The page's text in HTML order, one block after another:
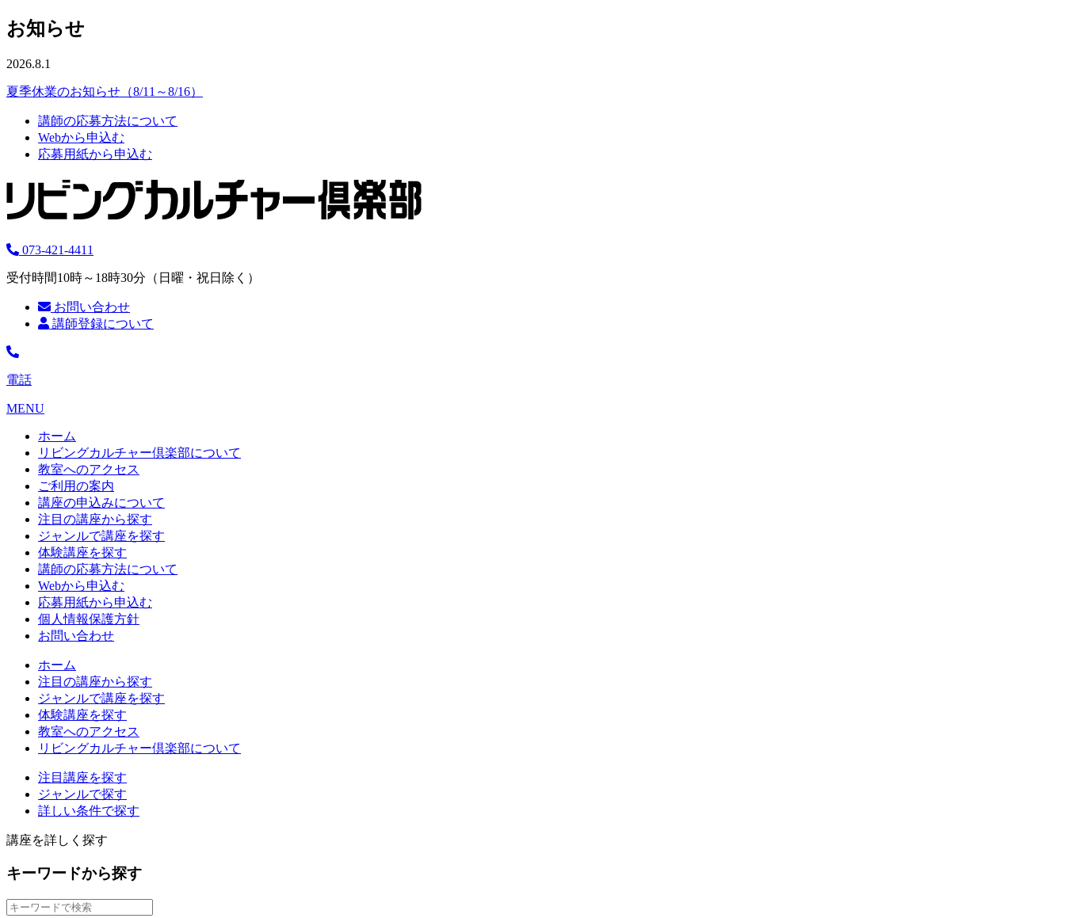
お知らせ
2026.8.1
夏季休業のお知らせ（8/11～8/16）
講師の応募方法について
Webから申込む
応募用紙から申込む
073-421-4411
受付時間10時～18時30分（日曜・祝日除く）
お問い合わせ
講師登録について
電話
MENU
ホーム
リビングカルチャー倶楽部について
教室へのアクセス
ご利用の案内
講座の申込みについて
注目の講座から探す
ジャンルで講座を探す
体験講座を探す
講師の応募方法について
Webから申込む
応募用紙から申込む
個人情報保護方針
お問い合わせ
ホーム
注目の講座から探す
ジャンルで講座を探す
体験講座を探す
教室へのアクセス
リビングカルチャー倶楽部について
注目講座を探す
ジャンルで探す
詳しい条件で探す
講座を詳しく探す
キーワードから探す